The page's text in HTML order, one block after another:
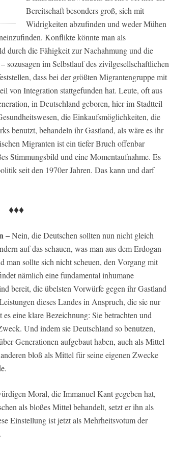
Bereitschaft besonders groß, sich mit
Widrigkeiten abzufinden und weder Mühen
Konflikte könnte man als
durch die Fähigkeit zur Nachahmung und die
sozusagen im Selbstlauf des zivilgesellschaftlichen
dass bei der größten Migrantengruppe mit
von Integration stattgefunden hat. Leute, oft aus
in Deutschland geboren, hier im Stadtteil
die Einkaufsmöglichkeiten, die
benutzt, behandeln ihr Gastland, als wäre es ihr
Migranten ist ein tiefer Bruch offenbar
Stimmungsbild und eine Momentaufnahme. Es
seit den 1970er Jahren. Das kann und darf
♦♦♦
–Nein, die Deutschen sollten nun nicht gleich
auf das schauen, was man aus dem Erdogan-
sollte sich nicht scheuen, den Vorgang mit
nämlich eine fundamental inhumane
bereit, die übelsten Vorwürfe gegen ihr Gastland
dieses Landes in Anspruch, die sie nur
eine klare Bezeichnung: Sie betrachten und
Und indem sie Deutschland so benutzen,
Generationen aufgebaut haben, auch als Mittel
bloß als Mittel für seine eigenen Zwecke
Moral, die Immanuel Kant gegeben hat,
als bloßes Mittel behandelt, setzt er ihn als
Einstellung ist jetzt als Mehrheitsvotum der